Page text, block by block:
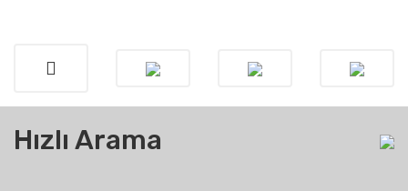
Hızlı Arama